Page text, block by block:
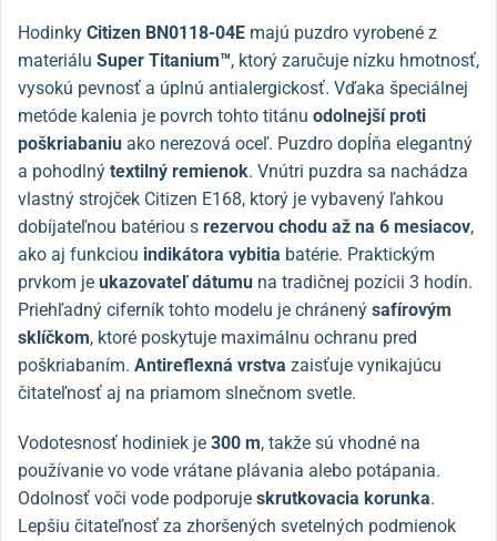
Hodinky Citizen BN0118-04E majú puzdro vyrobené z
materiálu Super Titanium™, ktorý zaručuje nízku hmotnosť,
vysokú pevnosť a úplnú antialergickosť. Vďaka špeciálnej
metóde kalenia je povrch tohto titánu odolnejší proti
poškriabaniu ako nerezová oceľ. Puzdro dopĺňa elegantný
a pohodlný textilný remienok. Vnútri puzdra sa nachádza
vlastný strojček Citizen E168, ktorý je vybavený ľahkou
dobíjateľnou batériou s rezervou chodu až na 6 mesiacov,
ako aj funkciou indikátora vybitia batérie. Praktickým
prvkom je ukazovateľ dátumu na tradičnej pozícii 3 hodín.
Priehľadný ciferník tohto modelu je chránený safírovým
sklíčkom, ktoré poskytuje maximálnu ochranu pred
poškriabaním. Antireflexná vrstva zaisťuje vynikajúcu
čitateľnosť aj na priamom slnečnom svetle.
Vodotesnosť hodiniek je 300 m, takže sú vhodné na
používanie vo vode vrátane plávania alebo potápania.
Odolnosť voči vode podporuje skrutkovacia korunka.
Lepšiu čitateľnosť za zhoršených svetelných podmienok